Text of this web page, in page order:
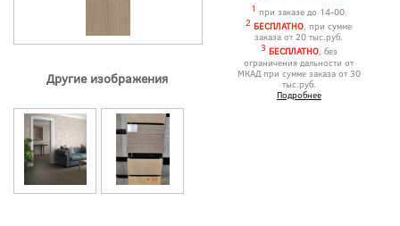
Другие изображения
1 при заказе до 14-00.
2 БЕСПЛАТНО, при сумме
заказа от 20 тыс.руб.
3 БЕСПЛАТНО, без
ограничения дальности от
МКАД при сумме заказа от 30
тыс.руб.
Подробнее